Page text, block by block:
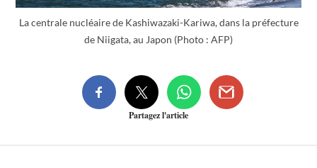
La centrale nucléaire de Kashiwazaki-Kariwa, dans la préfecture
de Niigata, au Japon (Photo : AFP)
Partagez l'article